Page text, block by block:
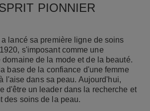
PIONNIER
lancé sa première ligne de soins
s'imposant comme une
de la mode et de la beauté.
base de la confiance d'une femme
l'aise dans sa peau. Aujourd'hui,
d'être un leader dans la recherche et
des soins de la peau.